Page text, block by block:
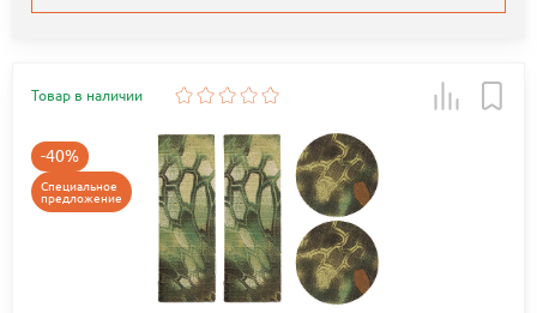
Товар в наличии
-40%
Специальное
предложение